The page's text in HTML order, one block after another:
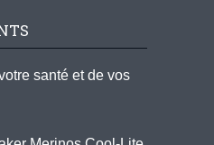
santé et de vos